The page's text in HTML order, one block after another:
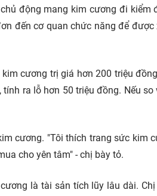
động mang kim cương đi kiểm
đến cơ quan chức năng để được
cương trị giá hơn 200 triệu
ra lỗ hơn 50 triệu đồng. Nếu so
cương. "Tôi thích trang sức kim
cho yên tâm" - chị bày tỏ.
là tài sản tích lũy lâu dài.